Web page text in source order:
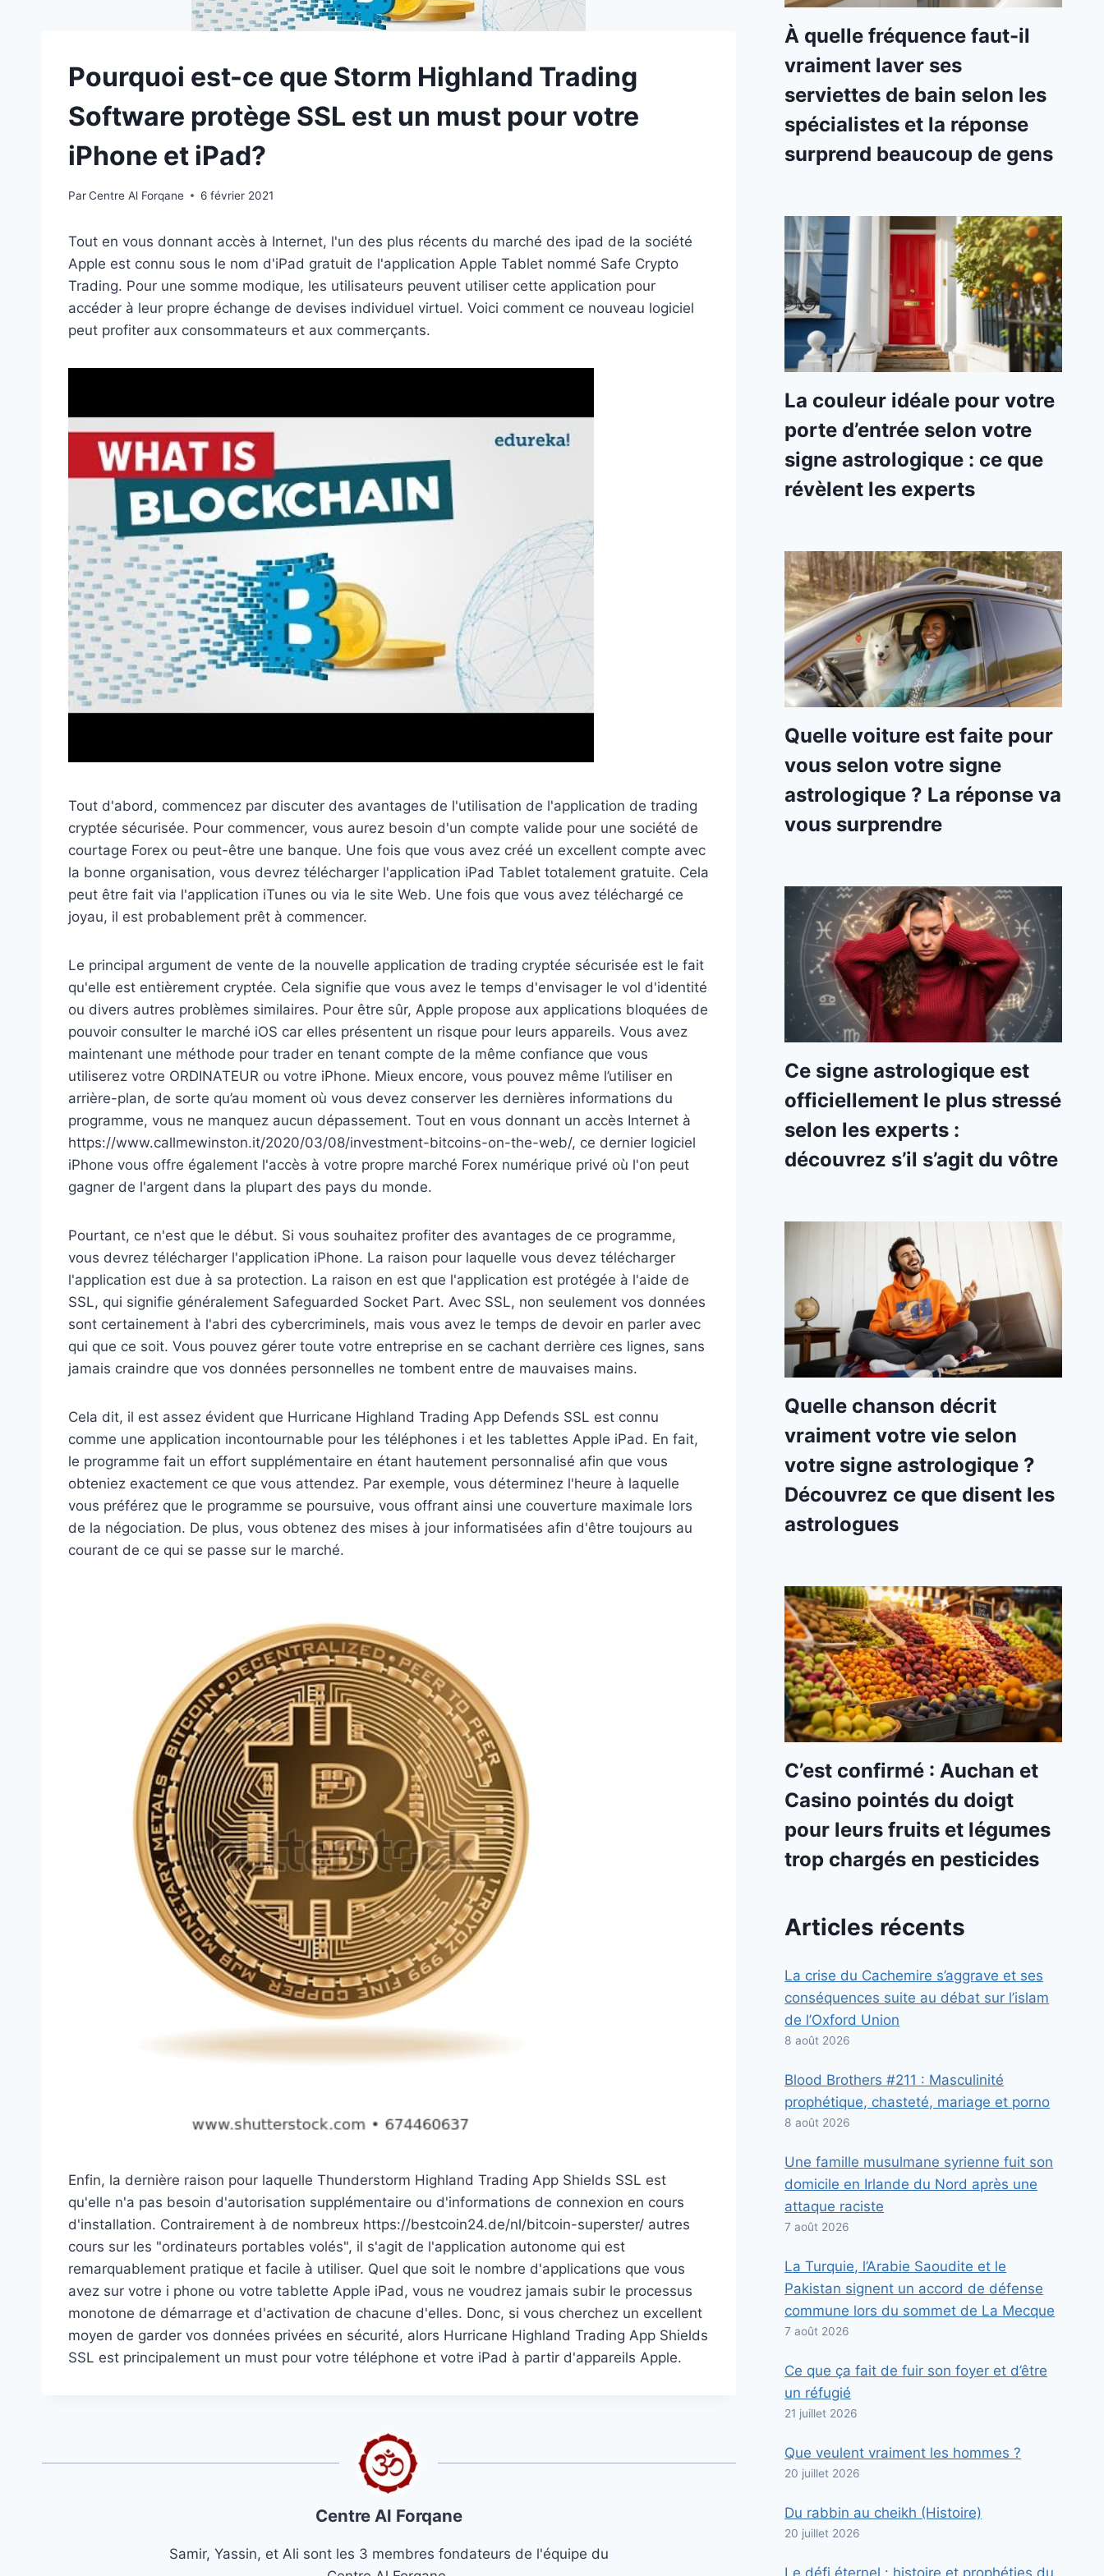
Pourquoi est-ce que Storm Highland Trading
Software protège SSL est un must pour votre
iPhone et iPad?
ParCentre Al Forqane 6 février 2021
Tout en vous donnant accès à Internet, l'un des plus récents du marché des ipad de la société
Apple est connu sous le nom d'iPad gratuit de l'application Apple Tablet nommé Safe Crypto
Trading. Pour une somme modique, les utilisateurs peuvent utiliser cette application pour
accéder à leur propre échange de devises individuel virtuel. Voici comment ce nouveau logiciel
peut profiter aux consommateurs et aux commerçants.
Tout d'abord, commencez par discuter des avantages de l'utilisation de l'application de trading
cryptée sécurisée. Pour commencer, vous aurez besoin d'un compte valide pour une société de
courtage Forex ou peut-être une banque. Une fois que vous avez créé un excellent compte avec
la bonne organisation, vous devrez télécharger l'application iPad Tablet totalement gratuite. Cela
peut être fait via l'application iTunes ou via le site Web. Une fois que vous avez téléchargé ce
joyau, il est probablement prêt à commencer.
Le principal argument de vente de la nouvelle application de trading cryptée sécurisée est le fait
qu'elle est entièrement cryptée. Cela signifie que vous avez le temps d'envisager le vol d'identité
ou divers autres problèmes similaires. Pour être sûr, Apple propose aux applications bloquées de
pouvoir consulter le marché iOS car elles présentent un risque pour leurs appareils. Vous avez
maintenant une méthode pour trader en tenant compte de la même confiance que vous
utiliserez votre ORDINATEUR ou votre iPhone. Mieux encore, vous pouvez même l’utiliser en
arrière-plan, de sorte qu’au moment où vous devez conserver les dernières informations du
programme, vous ne manquez aucun dépassement. Tout en vous donnant un accès Internet à
https://www.callmewinston.it/2020/03/08/investment-bitcoins-on-the-web/, ce dernier logiciel
iPhone vous offre également l'accès à votre propre marché Forex numérique privé où l'on peut
gagner de l'argent dans la plupart des pays du monde.
Pourtant, ce n'est que le début. Si vous souhaitez profiter des avantages de ce programme,
vous devrez télécharger l'application iPhone. La raison pour laquelle vous devez télécharger
l'application est due à sa protection. La raison en est que l'application est protégée à l'aide de
SSL, qui signifie généralement Safeguarded Socket Part. Avec SSL, non seulement vos données
sont certainement à l'abri des cybercriminels, mais vous avez le temps de devoir en parler avec
qui que ce soit. Vous pouvez gérer toute votre entreprise en se cachant derrière ces lignes, sans
jamais craindre que vos données personnelles ne tombent entre de mauvaises mains.
Cela dit, il est assez évident que Hurricane Highland Trading App Defends SSL est connu
comme une application incontournable pour les téléphones i et les tablettes Apple iPad. En fait,
le programme fait un effort supplémentaire en étant hautement personnalisé afin que vous
obteniez exactement ce que vous attendez. Par exemple, vous déterminez l'heure à laquelle
vous préférez que le programme se poursuive, vous offrant ainsi une couverture maximale lors
de la négociation. De plus, vous obtenez des mises à jour informatisées afin d'être toujours au
courant de ce qui se passe sur le marché.
Enfin, la dernière raison pour laquelle Thunderstorm Highland Trading App Shields SSL est
qu'elle n'a pas besoin d'autorisation supplémentaire ou d'informations de connexion en cours
d'installation. Contrairement à de nombreux https://bestcoin24.de/nl/bitcoin-superster/ autres
cours sur les "ordinateurs portables volés", il s'agit de l'application autonome qui est
remarquablement pratique et facile à utiliser. Quel que soit le nombre d'applications que vous
avez sur votre i phone ou votre tablette Apple iPad, vous ne voudrez jamais subir le processus
monotone de démarrage et d'activation de chacune d'elles. Donc, si vous cherchez un excellent
moyen de garder vos données privées en sécurité, alors Hurricane Highland Trading App Shields
SSL est principalement un must pour votre téléphone et votre iPad à partir d'appareils Apple.
Centre Al Forqane
Samir, Yassin, et Ali sont les 3 membres fondateurs de l'équipe du
À quelle fréquence faut-il
vraiment laver ses
serviettes de bain selon les
spécialistes et la réponse
surprend beaucoup de gens
La couleur idéale pour votre
porte d’entrée selon votre
signe astrologique : ce que
révèlent les experts
Quelle voiture est faite pour
vous selon votre signe
astrologique ? La réponse va
vous surprendre
Ce signe astrologique est
officiellement le plus stressé
selon les experts :
découvrez s’il s’agit du vôtre
Quelle chanson décrit
vraiment votre vie selon
votre signe astrologique ?
Découvrez ce que disent les
astrologues
C’est confirmé : Auchan et
Casino pointés du doigt
pour leurs fruits et légumes
trop chargés en pesticides
Articles récents
La crise du Cachemire s’aggrave et ses
conséquences suite au débat sur l’islam
de l’Oxford Union
8 août 2026
Blood Brothers #211 : Masculinité
prophétique, chasteté, mariage et porno
8 août 2026
Une famille musulmane syrienne fuit son
domicile en Irlande du Nord après une
attaque raciste
7 août 2026
La Turquie, l’Arabie Saoudite et le
Pakistan signent un accord de défense
commune lors du sommet de La Mecque
7 août 2026
Ce que ça fait de fuir son foyer et d’être
un réfugié
21 juillet 2026
Que veulent vraiment les hommes ?
20 juillet 2026
Du rabbin au cheikh (Histoire)
20 juillet 2026